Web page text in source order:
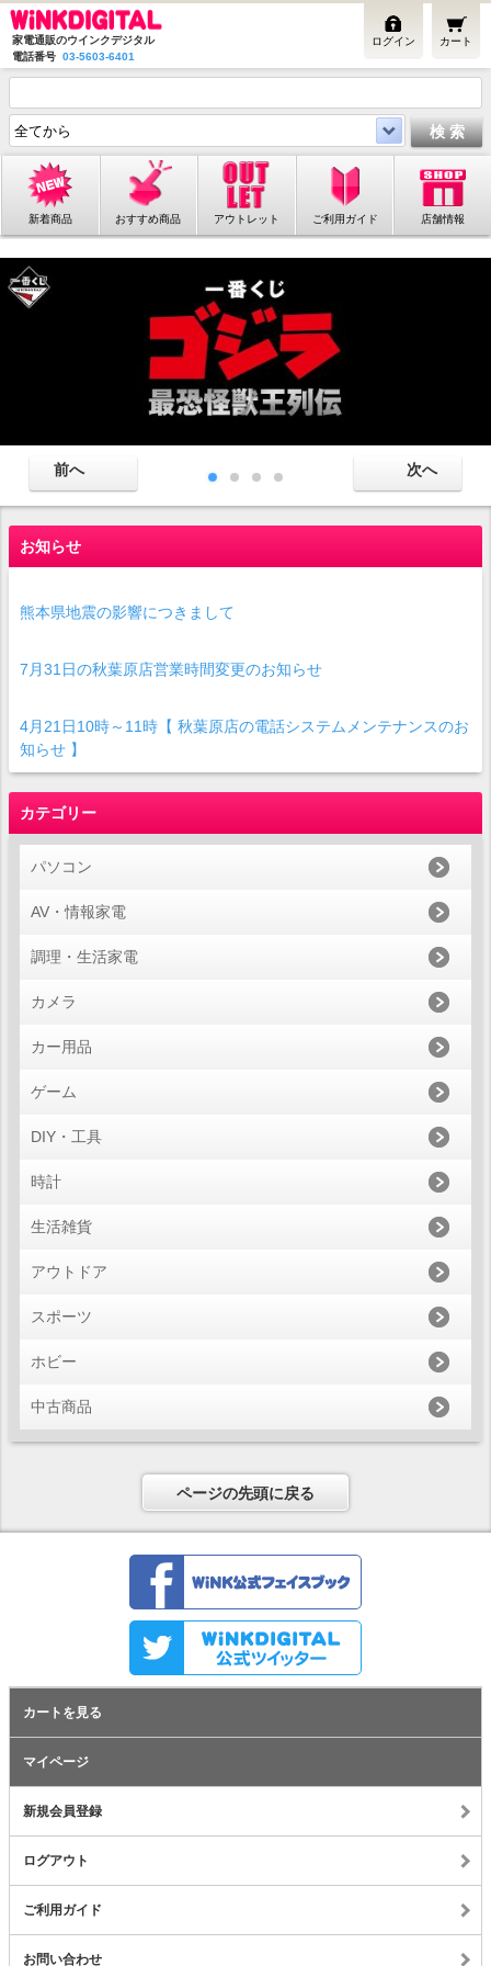
家電通販のウインクデジタル
電話番号 03-5603-6401
カート
ログイン
新着商品 おすすめ商品 アウトレット ご利用ガイド 店舗情報
お知らせ
熊本県地震の影響につきまして
7月31日の秋葉原店営業時間変更のお知らせ
4月21日10時～11時【 秋葉原店の電話システムメンテナンスのお
知らせ 】
カテゴリー
パソコン
AV・情報家電
調理・生活家電
カメラ
カー用品
ゲーム
DIY・工具
時計
生活雑貨
アウトドア
スポーツ
ホビー
中古商品
ページの先頭に戻る
カートを見る
マイページ
新規会員登録
ログアウト
ご利用ガイド
お問い合わせ